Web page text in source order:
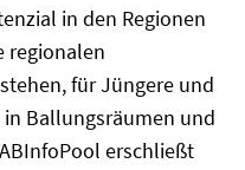
in den Regionen
regionalen
für Jüngere und
Ballungsräumen und
InfoPool erschließt